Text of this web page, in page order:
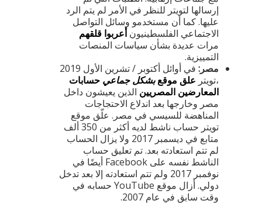
إرسالها لتويتر للنظر في الأمر لم يتم الرد
عليها. كما أن مستخدمو وسائل التواصل
الاجتماعي الفلسطينيونأعربوا قلقهم
مرات عديدة بشأن سياسات المنصات
التمييزية.
مصر:
في أوائل أكتوبر / تشرين الأول 2019
،تويتر علق موقعبشكل جماعي حسابات
المعارضين المصريين الذين يعيشون داخل
مصر وخارجها بعد اندلاع الاحتجاجات
المناهضة للسيسي في مصر. علّق موقع
تويتر حساب ناشط لديه أكثر من 350 ألف
متابع في ديسمبر 2017 ولا يزال الحساب
لم تتم استعادته بعد. تم تعليق حساب
الناشط نفسه على Facebook أيضًا في
نوفمبر 2017 ولم تتم استعادته إلا بعد تدخل
دولي. أزال موقع YouTube حسابه في
وقت سابق في عام 2007.